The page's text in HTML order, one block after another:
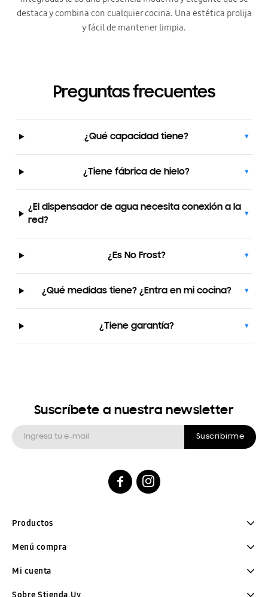
destaca y combina con cualquier cocina. Una estética prolija
y fácil de mantener limpia.
Preguntas frecuentes
¿Qué capacidad tiene? ▾
¿Tiene fábrica de hielo? ▾
¿El dispensador de agua necesita conexión a la
red?
▾
¿Es No Frost? ▾
¿Qué medidas tiene? ¿Entra en mi cocina? ▾
¿Tiene garantía? ▾
Sobre Stienda.Uy
Menú compra
Mi cuenta
Productos
Suscríbete a nuestra newsletter
Suscribirme
 